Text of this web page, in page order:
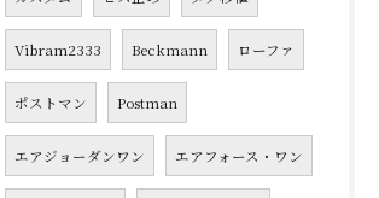
Vibram2333 Beckmann ローファ
ポストマン Postman
エアジョーダンワン エアフォース・ワン